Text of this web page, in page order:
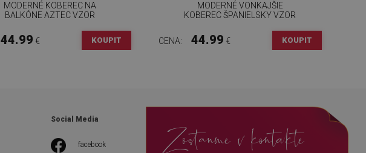
MODERNÉ KOBEREC NA
BALKÓNE AZTEC VZOR
44.99 € KOUPIT
MODERNÉ VONKAJŠIE
KOBEREC ŠPANIELSKY VZOR
CENA: 44.99 € KOUPIT
Social Media
facebook Zostanme v kontakte